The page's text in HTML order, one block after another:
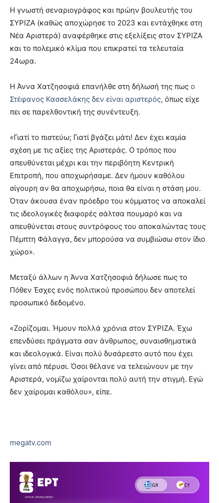
Η γνωστή σεναριογράφος και πρώην βουλευτής του
ΣΥΡΙΖΑ (καθώς αποχώρησε το 2023 και εντάχθηκε στη
Νέα Αριστερά) αναφέρθηκε στις εξελίξεις στον ΣΥΡΙΖΑ
και το πολεμικό κλίμα που επικρατεί τα τελευταία
24ωρα.
Η Άννα Χατζησοφιά επανήλθε στη δήλωσή της πως ο
Στέφανος Κασσελάκης δεν είναι αριστερός, όπως είχε
πει σε παρελθοντική της συνέντευξη.
«Γιατί το πιστεύω; Γιατί βγάζει μάτι! Δεν έχει καμία
σχέση με τις αξίες της Αριστεράς. Ο τρόπος που
απευθύνεται μέχρι και την περιβόητη Κεντρική
Επιτροπή, που αποχωρήσαμε. Δεν ήμουν καθόλου
σίγουρη αν θα αποχωρήσω, ποια θα είναι η στάση μου.
Όταν άκουσα έναν πρόεδρο του κόμματος να αποκαλεί
τις ιδεολογικές διαφορές σάλτσα πουμαρό και να
απευθύνεται στους συντρόφους του αποκαλώντας τους
Πέμπτη Φάλαγγα, δεν μπορούσα να συμβιώσω στον ίδιο
χώρο».
Μεταξύ άλλων η Άννα Χατζησοφιά δήλωσε πως το
Πόθεν Έσχες ενός πολιτικού προσώπου δεν αποτελεί
προσωπικό δεδομένο.
«Ζορίζομαι. Ήμουν πολλά χρόνια στον ΣΥΡΙΖΑ. Έχω
επενδύσει πράγματα σαν άνθρωπος, συναισθηματικά
και ιδεολογικά. Είναι πολύ δυσάρεστο αυτό που έχει
γίνει από πέρυσι. Όσοι θέλανε να τελειώνουν με την
Αριστερά, νομίζω χαίρονται πολύ αυτή την στιγμή. Εγώ
δεν χαίρομαι καθόλου», είπε.
megatv.com